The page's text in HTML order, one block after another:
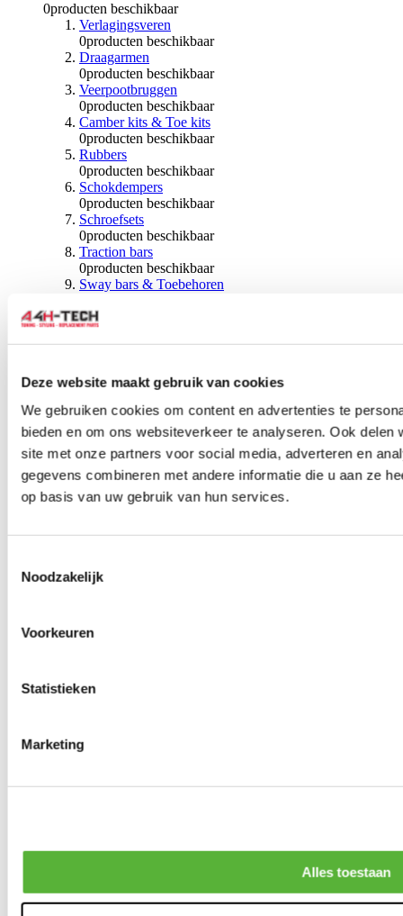
Deze website maakt gebruik van cookies
We gebruiken cookies om content en advertenties te
bieden en om ons websiteverkeer te analyseren. Ook
site met onze partners voor social media, adverteren en
gegevens combineren met andere informatie die u aan ze
op basis van uw gebruik van hun services.
Noodzakelijk
Voorkeuren
Statistieken
Marketing
Alles toestaan
0producten beschikbaar
Verlagingsveren
0producten beschikbaar
Draagarmen
0producten beschikbaar
Veerpootbruggen
0producten beschikbaar
Camber kits & Toe kits
0producten beschikbaar
Rubbers
0producten beschikbaar
Schokdempers
0producten beschikbaar
Schroefsets
0producten beschikbaar
Traction bars
0producten beschikbaar
Sway bars & Toebehoren
Kogels & Hoezen
0 producten beschikbaar
Wiellagers & Naven
Wielen & Toebehoren
producten beschikbaar
Spoorverbreders
0producten beschikbaar
Wielmoeren
producten beschikbaar
Draadeinden
Velgen overige
Remmen
Remleidingen
Remvloeistoffen
0producten beschikbaar